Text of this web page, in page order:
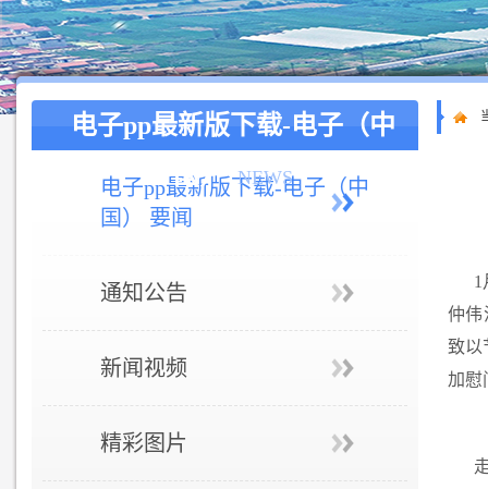
电子pp最新版下载-电子（中
国） NEWS
电子pp最新版下载-电子（中
国） 要闻
通知公告
新闻视频
精彩图片
1
仲伟
致以
加慰